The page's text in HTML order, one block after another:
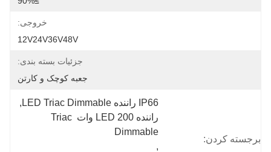
خروجی:
12V24V36V48V
جزئیات بسته بندی:
جعبه کوچک و کارتن
برجسته کردن:
IP66 راننده LED Triac Dimmable
,
راننده LED 200 وات Triac
Dimmable
,